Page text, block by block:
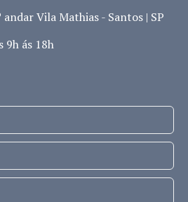
andar Vila Mathias - Santos | SP
9h ás 18h